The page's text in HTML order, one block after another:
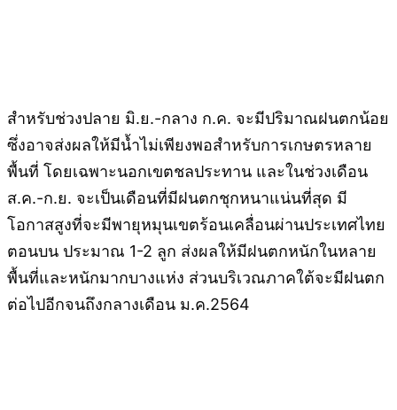
สำหรับช่วงปลาย มิ.ย.-กลาง ก.ค. จะมีปริมาณฝนตกน้อย
ซึ่งอาจส่งผลให้มีน้ำไม่เพียงพอสำหรับการเกษตรหลาย
พื้นที่ โดยเฉพาะนอกเขตชลประทาน และในช่วงเดือน
ส.ค.-ก.ย. จะเป็นเดือนที่มีฝนตกชุกหนาแน่นที่สุด มี
โอกาสสูงที่จะมีพายุหมุนเขตร้อนเคลื่อนผ่านประเทศไทย
ตอนบน ประมาณ 1-2 ลูก ส่งผลให้มีฝนตกหนักในหลาย
พื้นที่และหนักมากบางแห่ง ส่วนบริเวณภาคใต้จะมีฝนตก
ต่อไปอีกจนถึงกลางเดือน ม.ค.2564